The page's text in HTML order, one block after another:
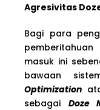
Agresivitas
Bagi para
masuk ini
bawaan
Optimization
sebagai Doze